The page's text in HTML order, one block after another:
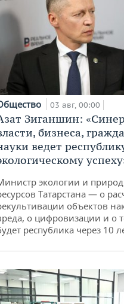
03 авг, 00:00
Зиганшин:
бизнеса,
ведет
экологии и
Татарстана — о
объектов
о цифровизации и о
республика через 10